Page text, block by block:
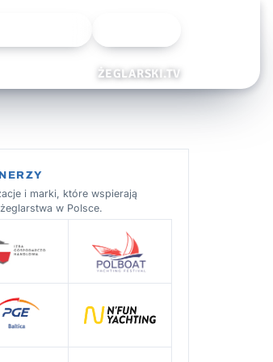
ŻEGLARSKI.TV
i marki, które wspierają
w Polsce.